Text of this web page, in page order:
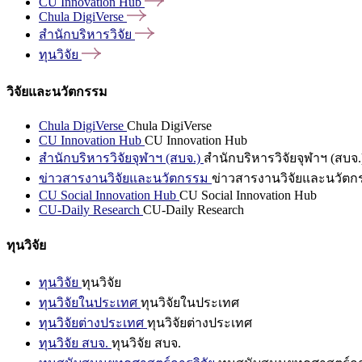
Chula DigiVerse
สำนักบริหารวิจัย
ทุนวิจัย
วิจัยและนวัตกรรม
Chula DigiVerse Chula DigiVerse
CU Innovation Hub CU Innovation Hub
สำนักบริหารวิจัยจุฬาฯ (สบจ.) สำนักบริหารวิจัยจุฬาฯ (สบจ
ข่าวสารงานวิจัยและนวัตกรรม ข่าวสารงานวิจัยและนวัตก
CU Social Innovation Hub CU Social Innovation Hub
CU-Daily Research CU-Daily Research
ทุนวิจัย
ทุนวิจัย ทุนวิจัย
ทุนวิจัยในประเทศ ทุนวิจัยในประเทศ
ทุนวิจัยต่างประเทศ ทุนวิจัยต่างประเทศ
ทุนวิจัย สบจ. ทุนวิจัย สบจ.